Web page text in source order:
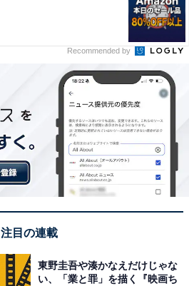
Recommended by
注目の連載
東野圭吾や湊かなえだけじゃな
い、「業と罪」を描く『映画ち